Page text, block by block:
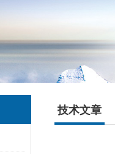
技术文章